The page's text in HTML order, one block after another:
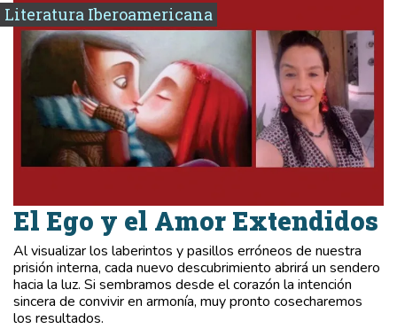
Literatura Iberoamericana
El Ego y el Amor Extendidos
Al visualizar los laberintos y pasillos erróneos de nuestra
prisión interna, cada nuevo descubrimiento abrirá un sendero
hacia la luz. Si sembramos desde el corazón la intención
sincera de convivir en armonía, muy pronto cosecharemos
los resultados.